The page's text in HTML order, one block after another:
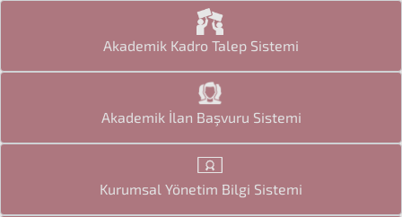
Akademik Kadro Talep Sistemi
Akademik İlan Başvuru Sistemi
Kurumsal Yönetim Bilgi Sistemi